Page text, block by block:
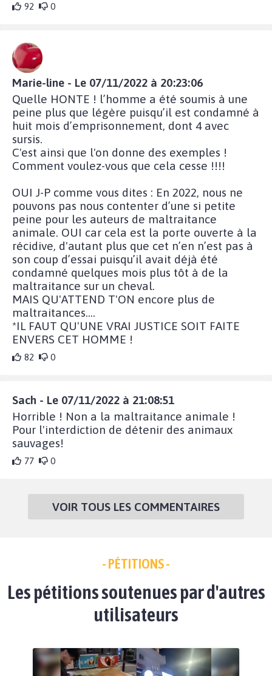
92 0
Marie-line - Le 07/11/2022 à 20:23:06
Quelle HONTE ! l’homme a été soumis à une
peine plus que légère puisqu’il est condamné à
huit mois d’emprisonnement, dont 4 avec
sursis.
C'est ainsi que l'on donne des exemples !
Comment voulez-vous que cela cesse !!!!
OUI J-P comme vous dites : En 2022, nous ne
pouvons pas nous contenter d’une si petite
peine pour les auteurs de maltraitance
animale. OUI car cela est la porte ouverte à la
récidive, d'autant plus que cet n’en n’est pas à
son coup d’essai puisqu’il avait déjà été
condamné quelques mois plus tôt à de la
maltraitance sur un cheval.
MAIS QU'ATTEND T'ON encore plus de
maltraitances....
*IL FAUT QU'UNE VRAI JUSTICE SOIT FAITE
ENVERS CET HOMME !
82 0
Sach - Le 07/11/2022 à 21:08:51
Horrible ! Non a la maltraitance animale !
Pour l'interdiction de détenir des animaux
sauvages!
77 0
VOIR TOUS LES COMMENTAIRES
- PÉTITIONS -
Les pétitions soutenues par d'autres
utilisateurs